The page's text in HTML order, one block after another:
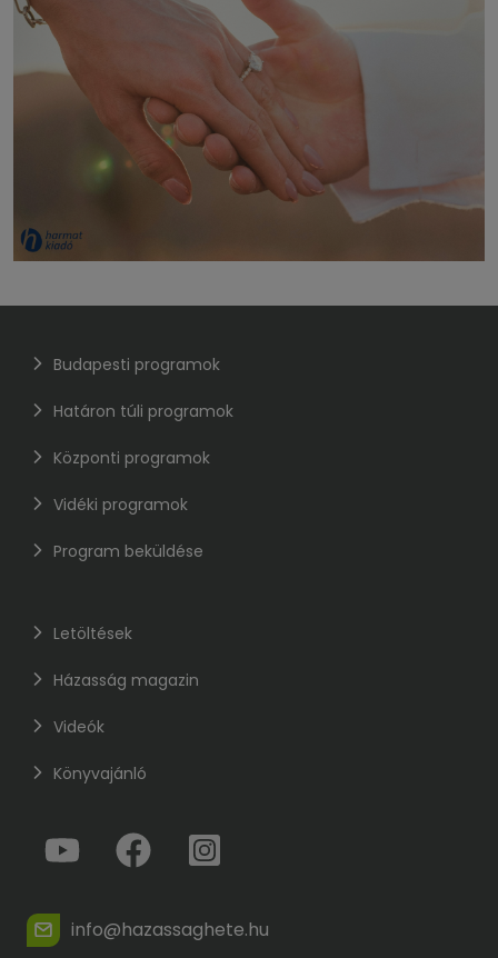
Budapesti programok
Határon túli programok
Központi programok
Vidéki programok
Program beküldése
Letöltések
Házasság magazin
Videók
Könyvajánló
info@hazassaghete.hu